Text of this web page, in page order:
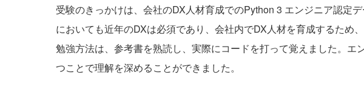
受験のきっかけは、会社のDX人材育成でのPython 3 エンジニア認定
においても近年のDXは必須であり、会社内でDX人材を育成するため
勉強方法は、参考書を熟読し、実際にコードを打って覚えました。エ
つことで理解を深めることができました。